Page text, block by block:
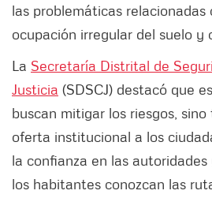
las problemáticas relacionadas
ocupación irregular del suelo y
La Secretaría Distrital de
Justicia (SDSCJ) destacó que
buscan mitigar los riesgos,
oferta institucional a los
la confianza en las
los habitantes conozcan las